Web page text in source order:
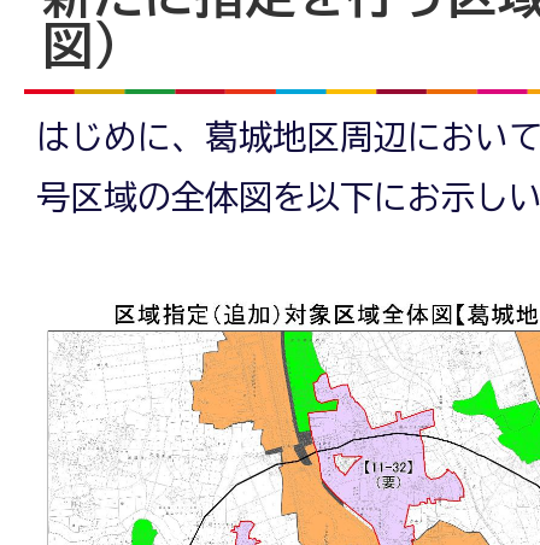
図）
はじめに、葛城地区周辺におい
号区域の全体図を以下にお示し